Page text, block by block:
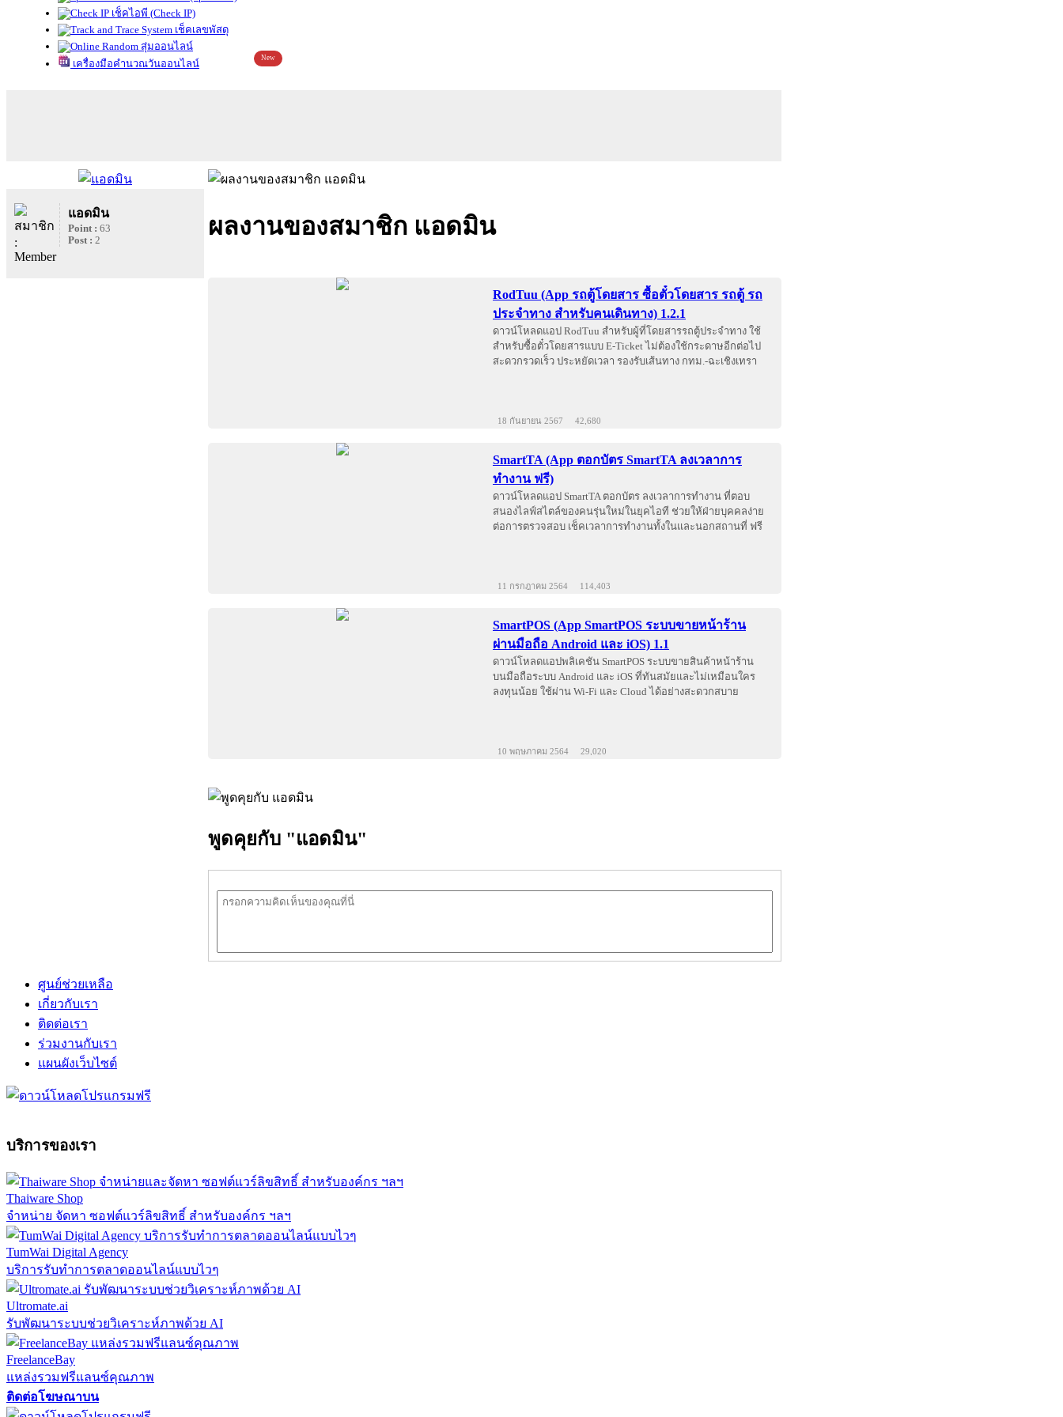
เช็คไอพี (Check IP)
เช็คเลขพัสดุ
สุ่มออนไลน์
เครื่องมือคำนวณวันออนไลน์
New
แอดมิน
Point : 63
Post : 2 ผลงานของสมาชิก แอดมิน
RodTuu (App รถตู้โดยสาร ซื้อตั๋วโดยสาร รถตู้ รถ
ประจำทาง สำหรับคนเดินทาง) 1.2.1
ดาวน์โหลดแอป RodTuu สำหรับผู้ที่โดยสารรถตู้ประจำทาง ใช้
สำหรับซื้อตั๋วโดยสารแบบ E-Ticket ไม่ต้องใช้กระดาษอีกต่อไป
สะดวกรวดเร็ว ประหยัดเวลา รองรับเส้นทาง กทม.-ฉะเชิงเทรา
18 กันยายน 2567 42,680
SmartTA (App ตอกบัตร SmartTA ลงเวลาการ
ทำงาน ฟรี)
ดาวน์โหลดแอป SmartTA ตอกบัตร ลงเวลาการทำงาน ที่ตอบ
สนองไลฟ์สไตล์ของคนรุ่นใหม่ในยุคไอที ช่วยให้ฝ่ายบุคคลง่าย
ต่อการตรวจสอบ เช็คเวลาการทำงานทั้งในและนอกสถานที่ ฟรี
11 กรกฎาคม 2564 114,403
SmartPOS (App SmartPOS ระบบขายหน้าร้าน
ผ่านมือถือ Android และ iOS) 1.1
ดาวน์โหลดแอปพลิเคชัน SmartPOS ระบบขายสินค้าหน้าร้าน
บนมือถือระบบ Android และ iOS ที่ทันสมัยและไม่เหมือนใคร
ลงทุนน้อย ใช้ผ่าน Wi-Fi และ Cloud ได้อย่างสะดวกสบาย
10 พฤษภาคม 2564 29,020
พูดคุยกับ "แอดมิน"
ศูนย์ช่วยเหลือ
เกี่ยวกับเรา
ติดต่อเรา
ร่วมงานกับเรา
แผนผังเว็บไซต์
บริการของเรา
Thaiware Shop
จำหน่าย จัดหา ซอฟต์แวร์ลิขสิทธิ์ สำหรับองค์กร ฯลฯ
TumWai Digital Agency
บริการรับทำการตลาดออนไลน์แบบไวๆ
Ultromate.ai
รับพัฒนาระบบช่วยวิเคราะห์ภาพด้วย AI
FreelanceBay
แหล่งรวมฟรีแลนซ์คุณภาพ
ติดต่อโฆษณาบน